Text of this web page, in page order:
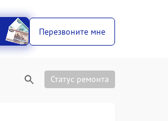
Перезвоните мне
Статус ремонта